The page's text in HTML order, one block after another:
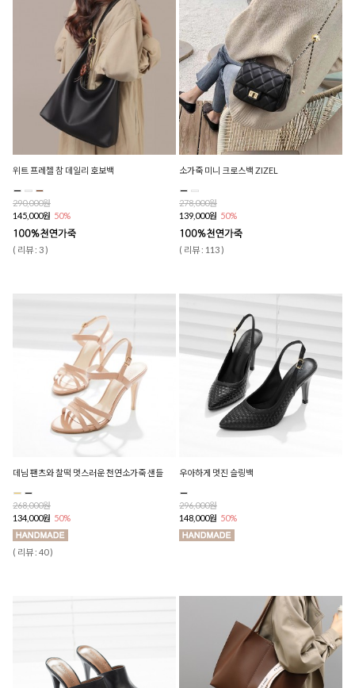
위트 프레첼 참 데일리 호보백
290,000원
145,000원 50%
( 리뷰 : 3 )
소가죽 미니 크로스백 ZIZEL
278,000원
139,000원 50%
( 리뷰 : 113 )
데님 팬츠와 찰떡 멋스러운 천연소가죽 샌들
268,000원
134,000원 50%
( 리뷰 : 40 )
우아하게 멋진 슬링백
296,000원
148,000원 50%